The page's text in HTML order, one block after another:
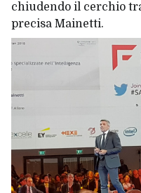
chiudendo il cerchio
precisa Mainetti.